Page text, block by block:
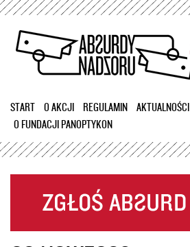
Przejdź
treści
START O AKCJI REGULAMIN
AKTUALNOŚCI
O FUNDACJI PANOPTYKON